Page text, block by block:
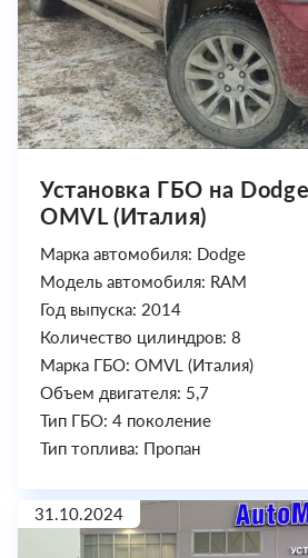
Установка ГБО на
OMVL (Италия)
Марка автомобиля: Dodge
Модель автомобиля: RAM
Год выпуска: 2014
Количество цилиндров: 8
Марка ГБО: OMVL (Италия)
Объем двигателя: 5,7
Тип ГБО: 4 поколение
Тип топлива: Пропан
31.10.2024